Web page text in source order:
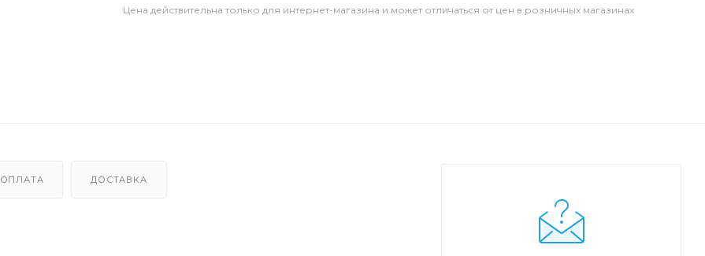
Цена действительна только для интернет-магазина и может отличаться от цен в розничных магазинах
ОПЛАТА ДОСТАВКА